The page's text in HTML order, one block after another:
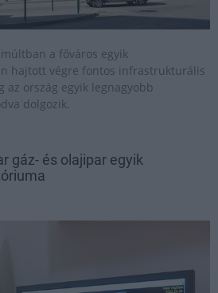
a főváros egyik
hajtott végre fontos infrastrukturális
az ország egyik legnagyobb
dolgozik.
gáz- és olajipar egyik